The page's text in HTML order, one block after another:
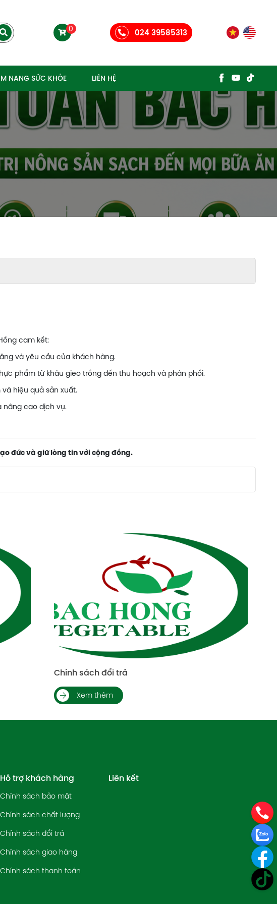
0 024 39585313
NANG SỨC KHỎE LIÊN HỆ
cam kết:
và yêu cầu của khách hàng.
phẩm từ khâu gieo trồng đến thu hoạch và phân phối.
hiệu quả sản xuất.
nâng cao dịch vụ.
đức và giữ lòng tin với cộng đồng.
Hỗ trợ khách hàng
Chính sách bảo mật
Chính sách chất lượng
Chính sách đổi trả
Chính sách giao hàng
Chính sách thanh toán
Liên kết